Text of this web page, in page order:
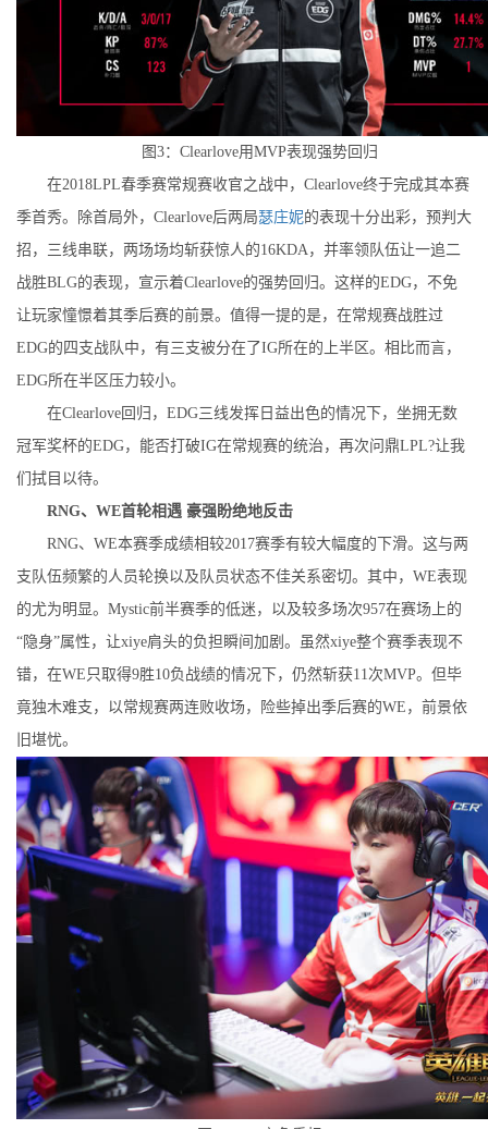
图3：Clearlove用MVP表现强势回归
在2018LPL春季赛常规赛收官之战中，Clearlove终于完成其本赛
季首秀。除首局外，Clearlove后两局瑟庄妮的表现十分出彩，预判大
招，三线串联，两场场均斩获惊人的16KDA，并率领队伍让一追二
战胜BLG的表现，宣示着Clearlove的强势回归。这样的EDG，不免
让玩家憧憬着其季后赛的前景。值得一提的是，在常规赛战胜过
EDG的四支战队中，有三支被分在了IG所在的上半区。相比而言，
EDG所在半区压力较小。
在Clearlove回归，EDG三线发挥日益出色的情况下，坐拥无数
冠军奖杯的EDG，能否打破IG在常规赛的统治，再次问鼎LPL?让我
们拭目以待。
RNG、WE首轮相遇 豪强盼绝地反击
RNG、WE本赛季成绩相较2017赛季有较大幅度的下滑。这与两
支队伍频繁的人员轮换以及队员状态不佳关系密切。其中，WE表现
的尤为明显。Mystic前半赛季的低迷，以及较多场次957在赛场上的
“隐身”属性，让xiye肩头的负担瞬间加剧。虽然xiye整个赛季表现不
错，在WE只取得9胜10负战绩的情况下，仍然斩获11次MVP。但毕
竟独木难支，以常规赛两连败收场，险些掉出季后赛的WE，前景依
旧堪忧。